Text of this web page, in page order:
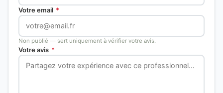
Votre email *
Non publié — sert uniquement à vérifier votre avis.
Votre avis *